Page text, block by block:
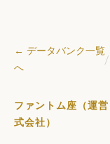
← データバンク一覧
へ
/
ファントム座（運
式会社）